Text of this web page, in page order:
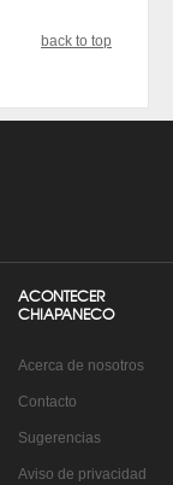
back to top
ACONTECER
CHIAPANECO
Acerca de nosotros
Contacto
Sugerencias
Aviso de privacidad